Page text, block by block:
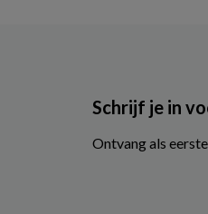
Schrijf je in
Ontvang als